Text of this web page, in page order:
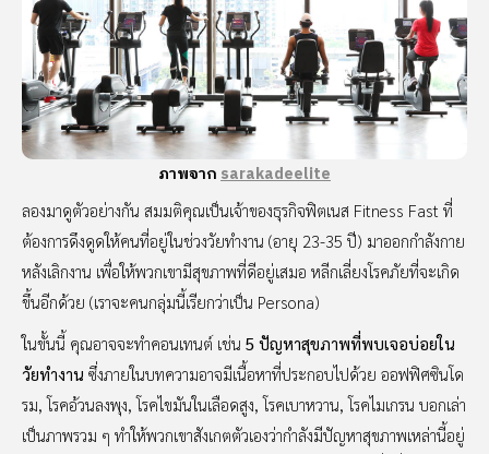
ภาพจากsarakadeelite
ลองมาดูตัวอย่างกัน สมมติคุณเป็นเจ้าของธุรกิจฟิตเนส Fitness Fast ที่
ต้องการดึงดูดให้คนที่อยู่ในช่วงวัยทำงาน (อายุ 23-35 ปี) มาออกกำลังกาย
หลังเลิกงาน เพื่อให้พวกเขามีสุขภาพที่ดีอยู่เสมอ หลีกเลี่ยงโรคภัยที่จะเกิด
ขึ้นอีกด้วย (เราจะคนกลุ่มนี้เรียกว่าเป็น Persona)
ในขั้นนี้ คุณอาจจะทำคอนเทนต์ เช่น 5 ปัญหาสุขภาพที่พบเจอบ่อยใน
วัยทำงาน ซึ่งภายในบทความอาจมีเนื้อหาที่ประกอบไปด้วย ออฟฟิศซินโด
รม, โรคอ้วนลงพุง, โรคไขมันในเลือดสูง, โรคเบาหวาน, โรคไมเกรน บอกเล่า
เป็นภาพรวม ๆ ทำให้พวกเขาสังเกตตัวเองว่ากำลังมีปัญหาสุขภาพเหล่านี้อยู่